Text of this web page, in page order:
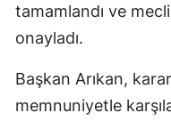
tamamlandı ve
onayladı.
Başkan Arıkan,
memnuniyetle